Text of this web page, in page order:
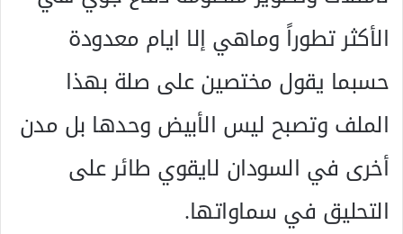
الأكثر تطوراً وماهي إلا ايام معدودة
حسبما يقول مختصين على صلة بهذا
الملف وتصبح ليس الأبيض وحدها بل مدن
أخرى في السودان لايقوي طائر على
التحليق في سماواتها.